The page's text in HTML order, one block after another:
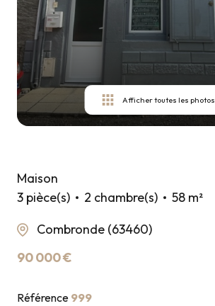
Afficher toutes les photos
Maison
3 pièce(s)
2 chambre(s)
58 m²
Combronde (63460)
90 000 €
Référence 999